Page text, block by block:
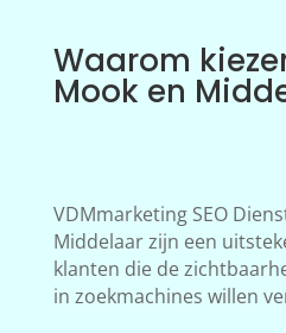
Waarom
Mook en
VDMmarketing SEO
Middelaar zijn een
klanten die de
in zoekmachines willen